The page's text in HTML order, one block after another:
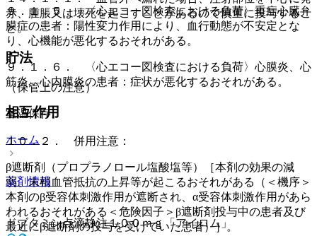
赤、腫脹又は壊死を起こすことがあるので慎重に投与するこ
と。
貯法
（保管上の注意）
室温保存。
ホーム
薬剤情報
ドブタミン点滴静注１００ｍｇ「アイロム」
９．１．５． 〈心エコー図検査における負荷〉重症心臓弁
膜症の患者：陽性変力作用により、血行動態が不安定とな
り、心機能が悪化するおそれがある。
９．１．６． 〈心エコー図検査における負荷〉心膜炎、心
筋炎、心内膜炎の患者：症状が悪化するおそれがある。
相互作用
１０．２． 併用注意：
β遮断剤（プロプラノロール塩酸塩等）［本剤の効果の減
弱、末梢血管抵抗の上昇等が起こるおそれがある（＜機序＞
本剤のβ受容体刺激作用が遮断され、α受容体刺激作用があら
われるおそれがある＜危険因子＞β遮断剤投与中の患者及び
最近にβ遮断剤の投与を受けていた患者）］。